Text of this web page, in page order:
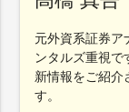
元外資系証券ア
ンタルズ重視
新情報をご紹介
す。